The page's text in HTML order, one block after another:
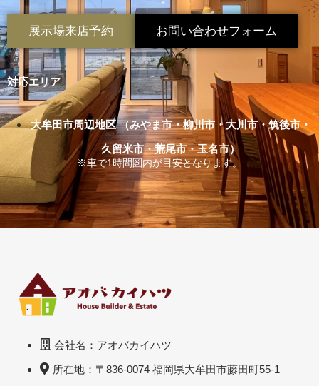
展示場来店予約 お問い合わせフォーム
対応エリア
大牟田市周辺地区 （みやま市・柳川市・大川市・筑後市・
久留米市・荒尾市・玉名市）
※車で1時間圏内が目安となります。
会社名：アオバカイハツ
所在地：〒836-0074 福岡県大牟田市藤田町55-1